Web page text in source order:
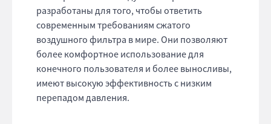
разработаны для того, чтобы ответить
современным требованиям сжатого
воздушного фильтра в мире. Они позволяют
более комфортное использование для
конечного пользователя и более выносливы,
имеют высокую эффективность с низким
перепадом давления.